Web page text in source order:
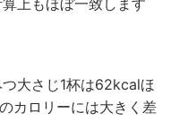
上もほぼ一致します
大さじ1杯は62kcaⅼほ
カロリーには大きく差